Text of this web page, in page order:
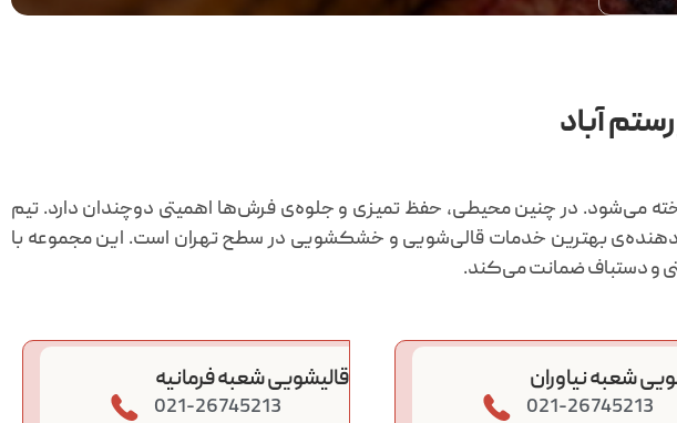
آباد
می‌شود. در چنین محیطی، حفظ تمیزی و جلوه‌ی فرش‌ها اهمیتی دوچندان دارد. تیم
بهترین خدمات قالی‌شویی و خشکشویی در سطح تهران است. این مجموعه با
و دستباف ضمانت می‌کند.
شعبه نیاوران
021-26745213
قالیشویی شعبه فرمانیه
021-26745213